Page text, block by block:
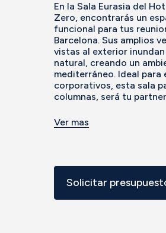
En la Sala Eurasia del
Zero, encontrarás un
funcional para tus
Barcelona. Sus amplios
vistas al exterior inundan
natural, creando un
mediterráneo. Ideal para
corporativos, esta sala
columnas, será tu
Ver mas
Solicitar